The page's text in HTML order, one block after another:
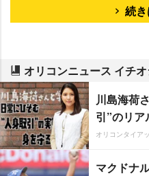
続
オリコンニュース イチ
川島海荷
引”のリア
オリコンタイア
マクドナ